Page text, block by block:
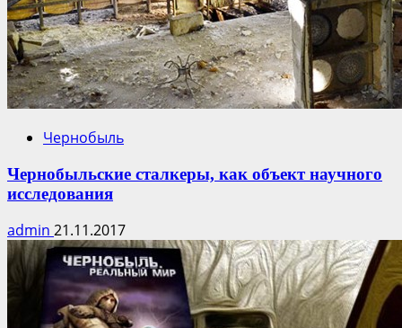
Чернобыль
Чернобыльские сталкеры, как объект научного
исследования
admin 21.11.2017